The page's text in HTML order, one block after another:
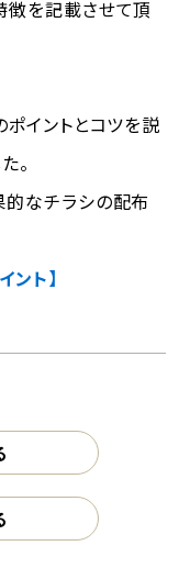
を記載させて頂
ポイントとコツを説
。
なチラシの配布
ト】